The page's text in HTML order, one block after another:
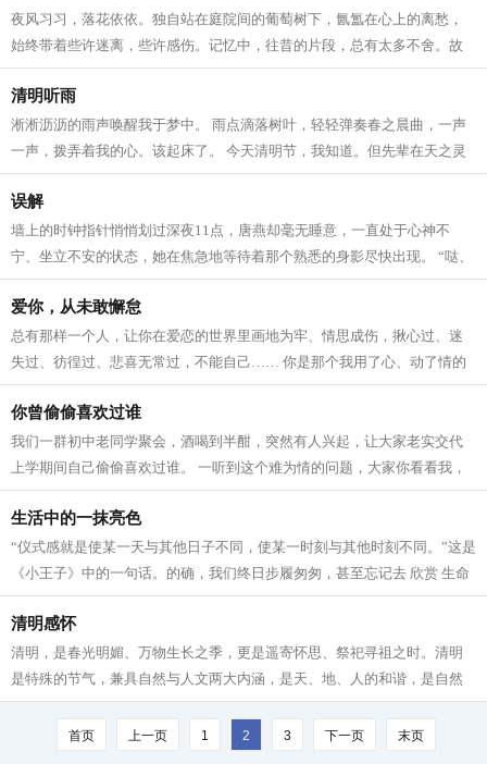
夜风习习，落花依依。独自站在庭院间的葡萄树下，氤氲在心上的离愁，
始终带着些许迷离，些许感伤。记忆中，往昔的片段，总有太多不舍。故
事的结局里，总是萦绕着心碎的痛楚。...
清明听雨
淅淅沥沥的雨声唤醒我于梦中。 雨点滴落树叶，轻轻弹奏春之晨曲，一声
一声，拨弄着我的心。该起床了。 今天清明节，我知道。但先辈在天之灵
以惯有方式，随雨点飘落，用雨声提...
误解
墙上的时钟指针悄悄划过深夜11点，唐燕却毫无睡意，一直处于心神不
宁、坐立不安的状态，她在焦急地等待着那个熟悉的身影尽快出现。 “哒、
哒、哒”楼道里传来一阵急促而沉重的...
爱你，从未敢懈怠
总有那样一个人，让你在爱恋的世界里画地为牢、情思成伤，揪心过、迷
失过、彷徨过、悲喜无常过，不能自己…… 你是那个我用了心、动了情的
人，为了你我品尝过入骨相思的痛彻，...
你曾偷偷喜欢过谁
我们一群初中老同学聚会，酒喝到半酣，突然有人兴起，让大家老实交代
上学期间自己偷偷喜欢过谁。 一听到这个难为情的问题，大家你看看我，
我看看你，眼神来回躲闪。没想到，老...
生活中的一抹亮色
“仪式感就是使某一天与其他日子不同，使某一时刻与其他时刻不同。”这是
《小王子》中的一句话。的确，我们终日步履匆匆，甚至忘记去 欣赏 生命
中的朝晖夕阴、花谢花开，而仪...
清明感怀
清明，是春光明媚、万物生长之季，更是遥寄怀思、祭祀寻祖之时。清明
是特殊的节气，兼具自然与人文两大内涵，是天、地、人的和谐，是自然
节气与传统节日的统一。 作为二十四节...
首页 上一页 1 2 3 下一页 末页